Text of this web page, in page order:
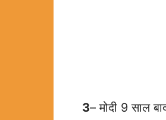
3– मोदी 9 साल